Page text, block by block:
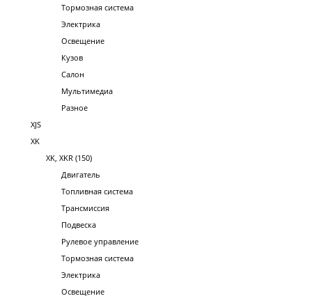
Тормозная система
Электрика
Освещение
Кузов
Салон
Мультимедиа
Разное
XJS
XK
XK, XKR (150)
Двигатель
Топливная система
Трансмиссия
Подвеска
Рулевое управление
Тормозная система
Электрика
Освещение